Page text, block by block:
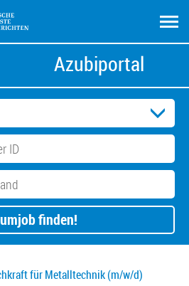
Azubiportal
finden!
für Metalltechnik (m/w/d)